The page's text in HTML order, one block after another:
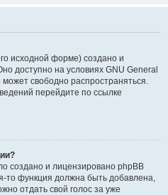
исходной форме) создано и
доступно на условиях GNU General
свободно распространяться.
перейдите по ссылке
создано и лицензировано phpBB
то функция должна быть добавлена,
отдать свой голос за уже